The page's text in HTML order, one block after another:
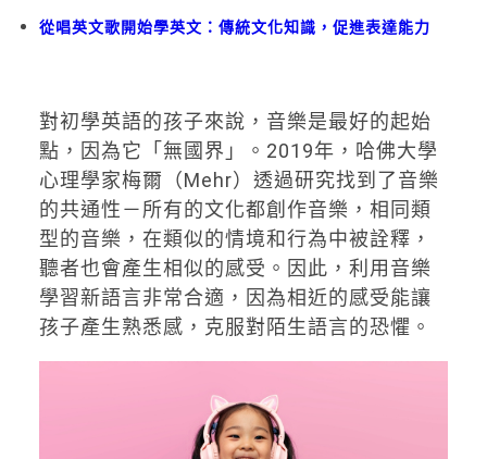
從唱英文歌開始學英文：傳統文化知識，促進表達能力
對初學英語的孩子來說，音樂是最好的起始
點，因為它「無國界」。2019年，哈佛大學
心理學家梅爾（Mehr）透過研究找到了音樂
的共通性－所有的文化都創作音樂，相同類
型的音樂，在類似的情境和行為中被詮釋，
聽者也會產生相似的感受。因此，利用音樂
學習新語言非常合適，因為相近的感受能讓
孩子產生熟悉感，克服對陌生語言的恐懼。